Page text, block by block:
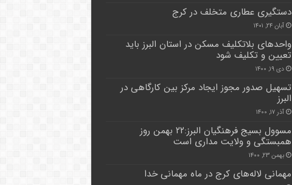
دستگیری عطاری متخلف در کرج
آبان ۲۴, ۱۴۰۱
واحدهای بلاتکلیف مسکن در استان البرز باید
تعیین و تکلیف شود
دی ۱۹, ۱۴۰۰
تسهیل صدور مجوز ایجاد مرکز بین کارگاهی در
البرز
آذر ۱۷, ۱۴۰۰
مسوول بسیج فرهنگیان البرز:۲۲ بهمن روز
همبستگی و ولایت مداری است
بهمن ۲۳, ۱۴۰۰
مهمانی لاله‌های کرج در ماه مهمانی خدا